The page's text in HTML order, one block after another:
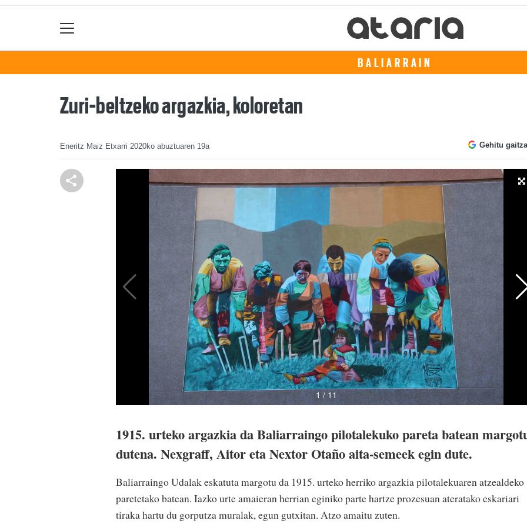
BALIARRAIN
Zuri-beltzeko argazkia, koloretan
Eneritz Maiz Etxarri 2020ko abuztuaren 19a Gehitu
1915. urteko argazkia da Baliarraingo pilotalekuko pareta batean
dutena. Nexgraff, Aitor eta Nextor Otaño aita-semeek egin dute.
Baliarraingo Udalak eskatuta margotu da 1915. urteko herriko argazkia pilotalekuaren atzealdeko
paretetako batean. Iazko urte amaieran herrian eginiko parte hartze prozesuan ateratako eskariari
tiraka hartu du gorputza muralak, egun gutxitan. Atzo amaitu zuten.